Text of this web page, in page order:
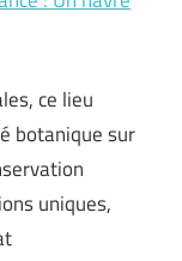
ce lieu
botanique sur
uniques,